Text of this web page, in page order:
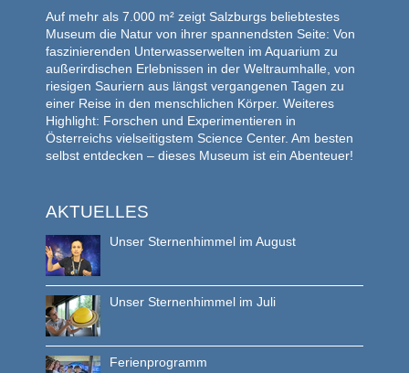
Auf mehr als 7.000 m² zeigt Salzburgs beliebtestes
Museum die Natur von ihrer spannendsten Seite: Von
faszinierenden Unterwasserwelten im Aquarium zu
außerirdischen Erlebnissen in der Weltraumhalle, von
riesigen Sauriern aus längst vergangenen Tagen zu
einer Reise in den menschlichen Körper. Weiteres
Highlight: Forschen und Experimentieren in
Österreichs vielseitigstem Science Center. Am besten
selbst entdecken – dieses Museum ist ein Abenteuer!
AKTUELLES
Unser Sternenhimmel im August
Unser Sternenhimmel im Juli
Ferienprogramm